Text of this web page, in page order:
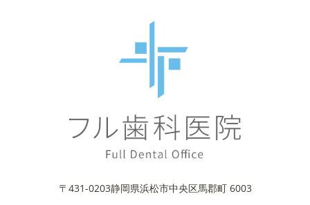
〒431-0203静岡県浜松市中央区馬郡町 6003